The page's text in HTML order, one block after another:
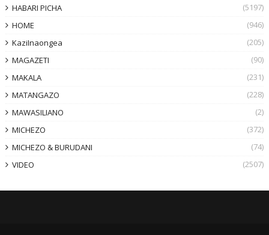
HABARI PICHA
(5197)
HOME
(946)
KaziInaongea
(205)
MAGAZETI
(90)
MAKALA
(231)
MATANGAZO
(228)
MAWASILIANO
(2)
MICHEZO
(372)
MICHEZO & BURUDANI
(74)
VIDEO
(2507)